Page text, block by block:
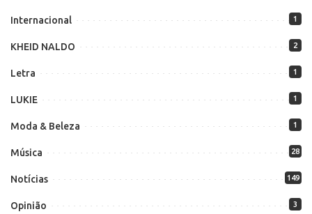
Internacional 1
KHEID NALDO 2
Letra 1
LUKIE 1
Moda & Beleza 1
Música 28
Notícias 149
Opinião 3